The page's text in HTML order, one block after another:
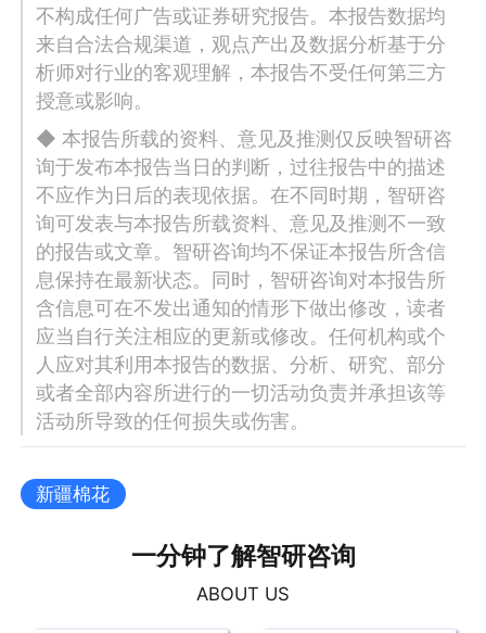
不构成任何广告或证券研究报告。本报告数据均
来自合法合规渠道，观点产出及数据分析基于分
析师对行业的客观理解，本报告不受任何第三方
授意或影响。
◆ 本报告所载的资料、意见及推测仅反映智研咨
询于发布本报告当日的判断，过往报告中的描述
不应作为日后的表现依据。在不同时期，智研咨
询可发表与本报告所载资料、意见及推测不一致
的报告或文章。智研咨询均不保证本报告所含信
息保持在最新状态。同时，智研咨询对本报告所
含信息可在不发出通知的情形下做出修改，读者
应当自行关注相应的更新或修改。任何机构或个
人应对其利用本报告的数据、分析、研究、部分
或者全部内容所进行的一切活动负责并承担该等
活动所导致的任何损失或伤害。
新疆棉花
一分钟了解智研咨询
ABOUT US